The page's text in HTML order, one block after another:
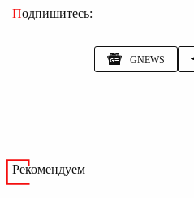
Подпишитесь:
GNEWS
Рекомендуем